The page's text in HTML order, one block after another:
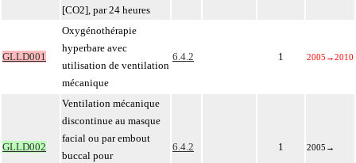
[CO2], par 24 heures
GLLD001
Oxygénothérapie
hyperbare avec
utilisation de ventilation
mécanique
6.4.2 1 2005 →2010
GLLD002
Ventilation mécanique
discontinue au masque
facial ou par embout
buccal pour
6.4.2 1 2005 →